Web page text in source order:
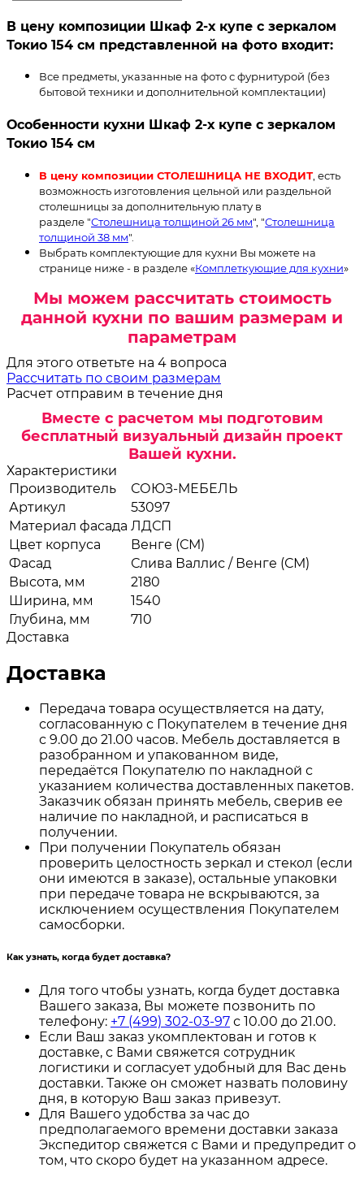
В цену композиции Шкаф 2-х купе с зеркалом
Токио 154 см представленной на фото входит:
Все предметы, указанные на фото с фурнитурой (без
бытовой техники и дополнительной комплектации)
Особенности кухни Шкаф 2-х купе с зеркалом
Токио 154 см
В цену композиции СТОЛЕШНИЦА НЕ ВХОДИТ, есть
возможность изготовления цельной или раздельной
столешницы за дополнительную плату в
разделе "Столешница толщиной 26 мм", "Столешница
толщиной 38 мм".
Выбрать комплектующие для кухни Вы можете на
странице ниже - в разделе «Комплеткующие для кухни»
Мы можем рассчитать стоимость
данной кухни по вашим размерам и
параметрам
Для этого ответьте на 4 вопроса
Рассчитать по своим размерам
Расчет отправим в течение дня
Вместе с расчетом мы подготовим
бесплатный визуальный дизайн проект
Вашей кухни.
Характеристики
Производитель
СОЮЗ-МЕБЕЛЬ
Артикул
53097
Материал фасада ЛДСП
Цвет корпуса
Венге (СМ)
Фасад
Слива Валлис / Венге (СМ)
Высота, мм
2180
Ширина, мм
1540
Глубина, мм
710
Доставка
Доставка
Передача товара осуществляется на дату,
согласованную с Покупателем в течение дня
с 9.00 до 21.00 часов. Мебель доставляется в
разобранном и упакованном виде,
передаётся Покупателю по накладной с
указанием количества доставленных пакетов.
Заказчик обязан принять мебель, сверив ее
наличие по накладной, и расписаться в
получении.
При получении Покупатель обязан
проверить целостность зеркал и стекол (если
они имеются в заказе), остальные упаковки
при передаче товара не вскрываются, за
исключением осуществления Покупателем
самосборки.
Как узнать, когда будет доставка?
Для того чтобы узнать, когда будет доставка
Вашего заказа, Вы можете позвонить по
телефону: +7 (499) 302-03-97 с 10.00 до 21.00.
Если Ваш заказ укомплектован и готов к
доставке, с Вами свяжется сотрудник
логистики и согласует удобный для Вас день
доставки. Также он сможет назвать половину
дня, в которую Ваш заказ привезут.
Для Вашего удобства за час до
предполагаемого времени доставки заказа
Экспедитор свяжется с Вами и предупредит о
том, что скоро будет на указанном адресе.